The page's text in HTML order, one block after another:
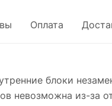
Оплата
блоки
невозможна из-за